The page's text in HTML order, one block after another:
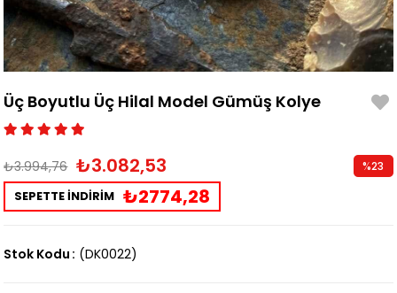
Üç Boyutlu Üç Hilal Model Gümüş Kolye
₺3.994,76 ₺3.082,53
SEPETTE İNDİRİM ₺2774,28
%23
Stok Kodu (DK0022)